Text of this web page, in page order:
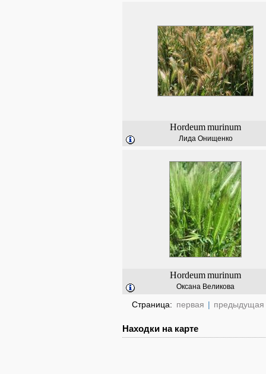
Hordeummurinum
Лида Онищенко
Hordeummurinum
Оксана Великова
Страница: первая | предыдущая
Находки на карте